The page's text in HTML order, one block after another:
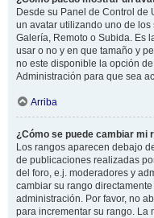
Desde su Panel de Control de
un avatar utilizando uno de los
Galería, Remoto o Subida. Es
usar o no y en que tamaño y
no este disponible la opción
Administración para que sea
Arriba
¿Cómo se puede cambiar mi
Los rangos aparecen debajo
de publicaciones realizadas
del foro, e.j. moderadores y
cambiar su rango
administración. Por favor, no
para incrementar su rango. La